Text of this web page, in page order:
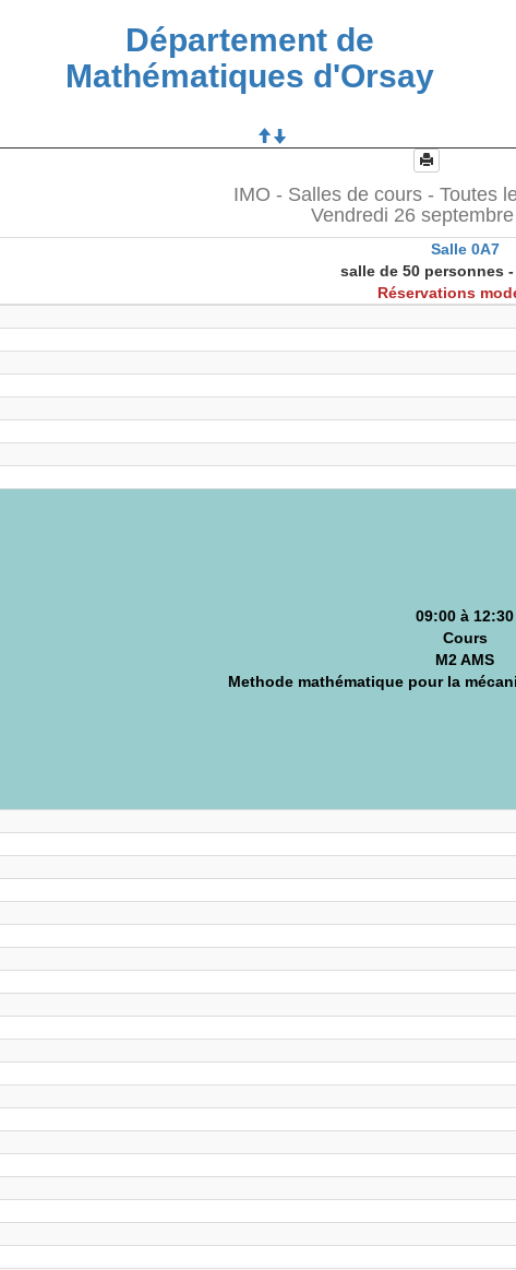
Département de
Mathématiques d'Orsay
IMO - Salles de cours - Toutes
Vendredi 26
Salle 0A7
salle de 50 personnes -
Réservations
09:00 à 12:30
Cours
M2 AMS
Methode mathématique pour la